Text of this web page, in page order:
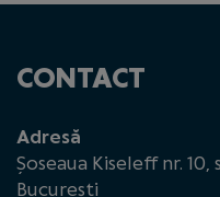
CONTACT
Adresă
Șoseaua Kiseleff nr. 10,
București